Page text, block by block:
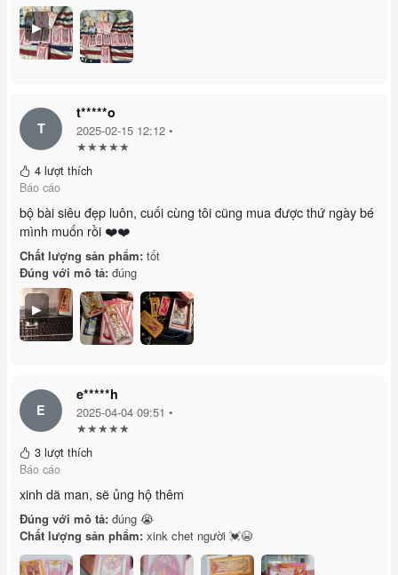
▶
T
t*****o
2025-02-15 12:12 •
★★★★★
4 lượt thích
Báo cáo
bộ bài siêu đẹp luôn, cuối cùng tôi cũng mua được thứ ngày bé
mình muốn rồi ❤️❤️
Chất lượng sản phẩm: tốt
Đúng với mô tả: đúng
▶
E
e*****h
2025-04-04 09:51 •
★★★★★
3 lượt thích
Báo cáo
xinh dã man, sẽ ủng hộ thêm
Đúng với mô tả: đúng 😭
Chất lượng sản phẩm: xink chet người 💓😭